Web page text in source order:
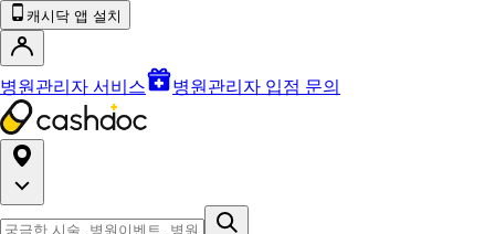
캐시닥 앱 설치
병원관리자 서비스 병원관리자 입점 문의